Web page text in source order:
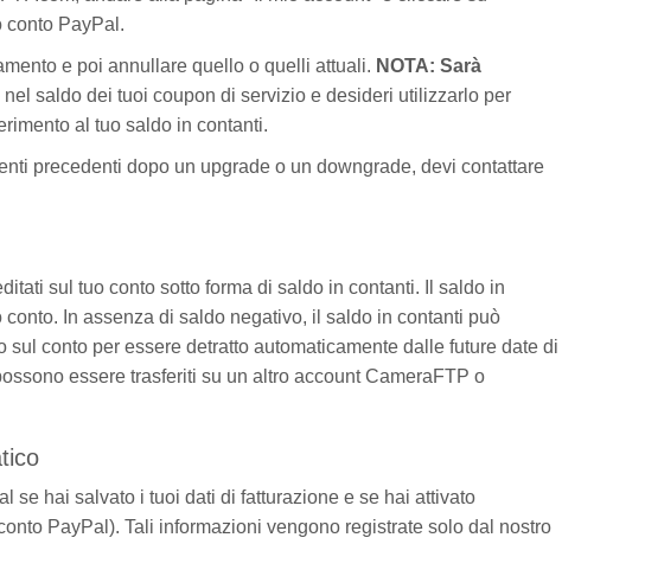
conto PayPal.
e poi annullare quello o quelli attuali. NOTA: Sarà
saldo dei tuoi coupon di servizio e desideri utilizzarlo per
al tuo saldo in contanti.
precedenti dopo un upgrade o un downgrade, devi contattare
sul tuo conto sotto forma di saldo in contanti. Il saldo in
In assenza di saldo negativo, il saldo in contanti può
conto per essere detratto automaticamente dalle future date di
essere trasferiti su un altro account CameraFTP o
se hai salvato i tuoi dati di fatturazione e se hai attivato
PayPal). Tali informazioni vengono registrate solo dal nostro